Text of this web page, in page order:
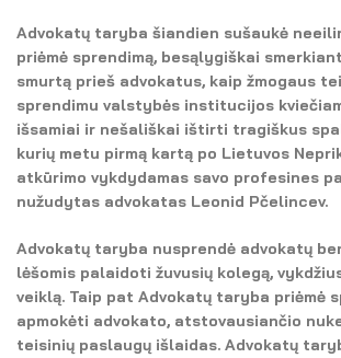
El. parduotuvė
LT
EN
DE
FR
Advokatų taryba šiandien sušaukė
priėmė sprendimą, besąlygiškai
smurtą prieš advokatus, kaip žmogaus
sprendimu valstybės institucijos
išsamiai ir nešališkai ištirti tragiškus
kurių metu pirmą kartą po Lietuvos
atkūrimo vykdydamas savo profesines
nužudytas advokatas Leonid Pčelincev.
Advokatų taryba nusprendė advokatų
lėšomis palaidoti žuvusių kolegą,
veiklą. Taip pat Advokatų taryba priėmė
apmokėti advokato, atstovausiančio
teisinių paslaugų išlaidas. Advokatų